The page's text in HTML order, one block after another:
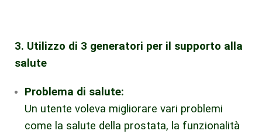
3. Utilizzo di 3 generatori per il supporto alla
salute
Problema di salute:
Un utente voleva migliorare vari problemi
come la salute della prostata, la funzionalità